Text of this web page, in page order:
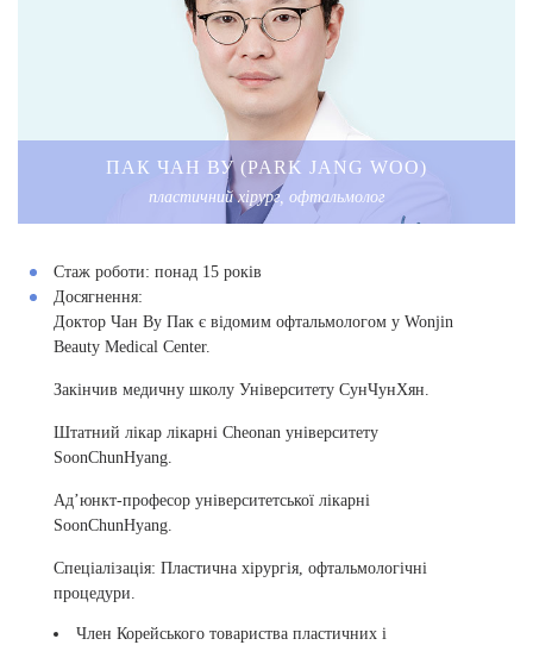
ПАК ЧАН ВУ (PARK JANG WOO)
пластичний хірург, офтальмолог
Стаж роботи: понад 15 років
Досягнення:
Доктор Чан Ву Пак є відомим офтальмологом у Wonjin
Beauty Medical Center.
Закінчив медичну школу Університету СунЧунХян.
Штатний лікар лікарні Cheonan університету
SoonChunHyang.
Ад’юнкт-професор університетської лікарні
SoonChunHyang.
Спеціалізація: Пластична хірургія, офтальмологічні
процедури.
Член Корейського товариства пластичних і